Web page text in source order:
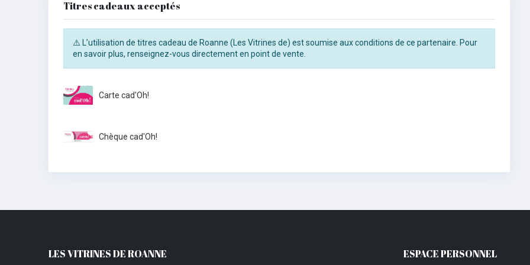
Titres cadeaux acceptés
⚠️ L’utilisation de titres cadeau de Roanne (Les Vitrines de) est soumise aux conditions de ce partenaire. Pour
en savoir plus, renseignez-vous directement en point de vente.
Carte cad'Oh!
Chèque cad'Oh!
LES VITRINES DE ROANNE ESPACE PERSONNEL